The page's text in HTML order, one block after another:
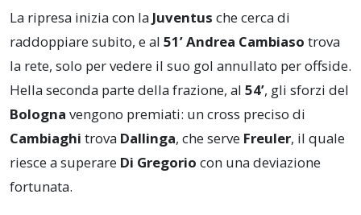
La ripresa inizia con la Juventus che cerca di
raddoppiare subito, e al 51’Andrea Cambiaso trova
la rete, solo per vedere il suo gol annullato per offside.
Нella seconda parte della frazione, al 54’, gli sforzi del
Bologna vengono premiati: un cross preciso di
Cambiaghi trova Dallinga, che serve Freuler, il quale
riesce a superare Di Gregorio con una deviazione
fortunata.